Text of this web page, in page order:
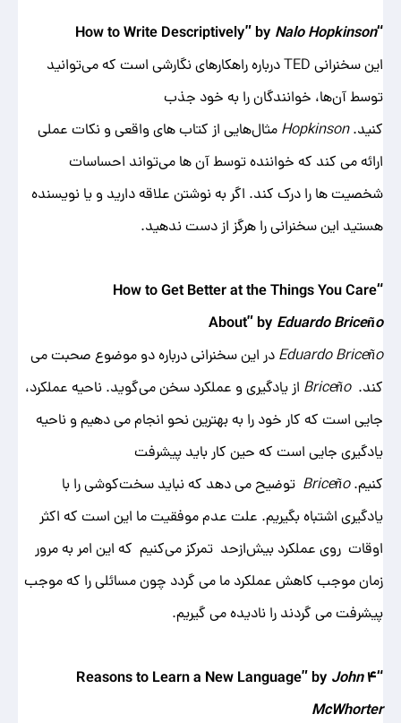
“How to Write Descriptively” by
Nalo Hopkinson
این سخنرانی TED درباره راهکارهای نگارشی است که می‌توانید
توسط آن‌ها، خوانندگان را به خود جذب
کنید.Hopkinsonمثال‌هایی از کتاب ‌های واقعی و نکات عملی
ارائه می‌ کند که خواننده توسط آن‌ ها می‌تواند احساسات
شخصیت ها را درک کند. اگر به نوشتن علاقه دارید و یا نویسنده
هستید این سخنرانی را هرگز از دست ندهید.
“How to Get Better at the Things You Care
About” by Eduardo Briceño
Eduardo Briceñoدر این سخنرانی درباره دو موضوع صحبت می
‌کند.Briceño از یادگیری و عملکرد سخن می‌گوید. ناحیه عملکرد،
جایی است که کار خود را به بهترین نحو انجام می ‌دهیم و ناحیه
یادگیریجایی است که حین کار باید پیشرفت
کنیم.Briceño توضیح می ‌دهد که نباید سخت‌کوشی را با
یادگیری اشتباه بگیریم. علت عدم موفقیت ما این است که اکثر
اوقات روی عملکرد بیش‌ازحد تمرکز می‌کنیم که این امر به ‌مرور
زمان موجب کاهش عملکرد ما می گردد چون مسائلی را که موجب
پیشرفت می گردند را نادیده می ‌گیریم.
“۴ Reasons to Learn a New Language” by John
McWhorter